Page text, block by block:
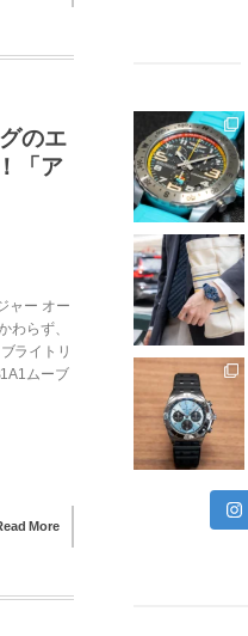
のエ
「ア
ャー オー
わらず、
ライトリ
ムーブ
More